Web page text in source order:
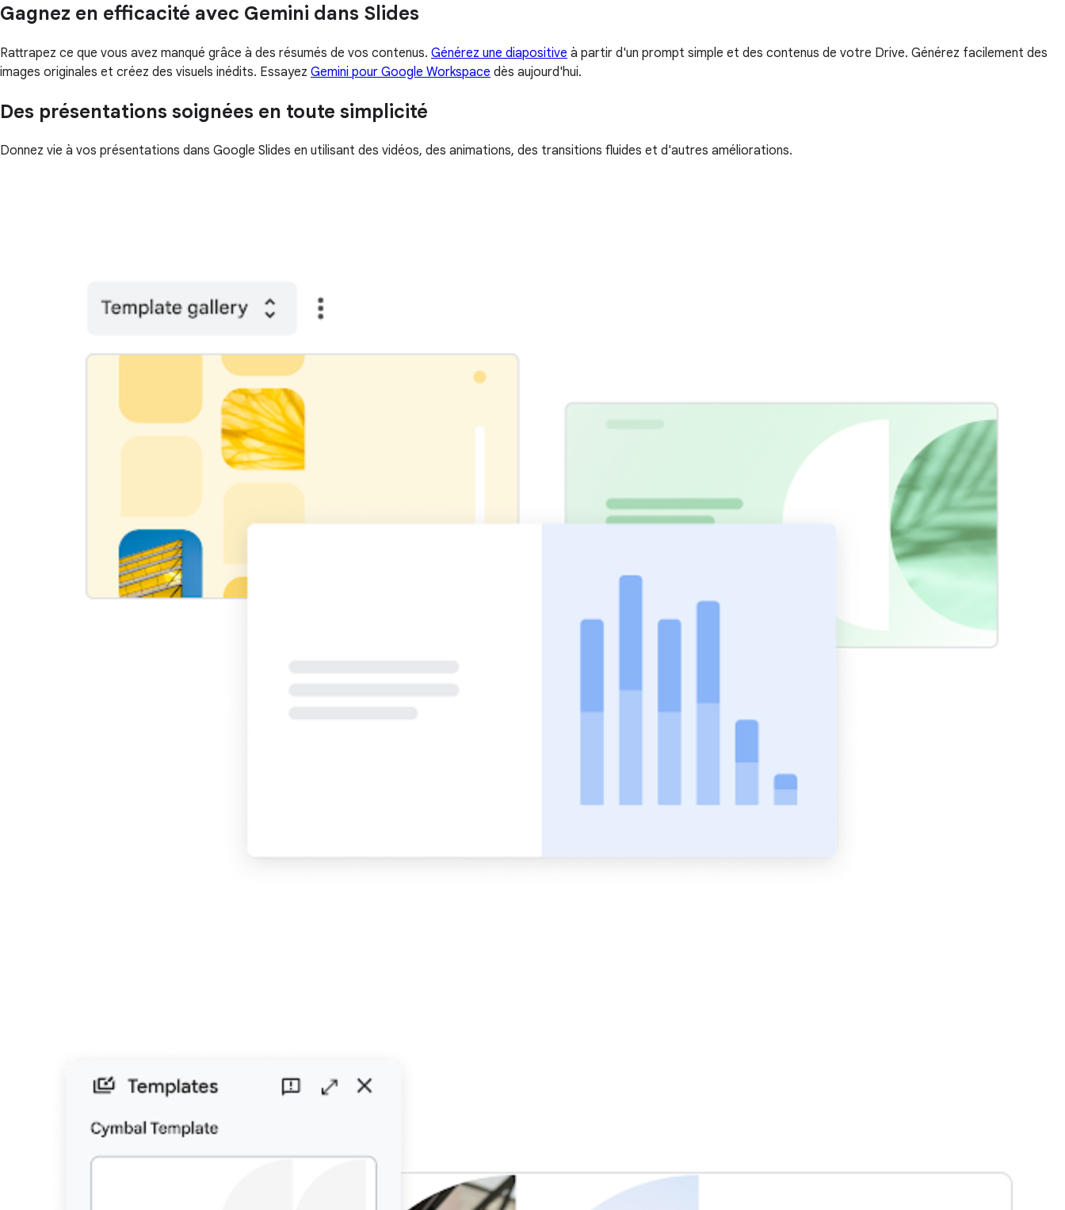
Gagnez en efficacité avec Gemini dans Slides
Rattrapez ce que vous avez manqué grâce à des résumés de vos contenus. Générez une diapositive à partir d'un prompt simple et des contenus de votre Drive. Générez facilement des
images originales et créez des visuels inédits. Essayez Gemini pour Google Workspace dès aujourd'hui.
Des présentations soignées en toute simplicité
Donnez vie à vos présentations dans Google Slides en utilisant des vidéos, des animations, des transitions fluides et d'autres améliorations.